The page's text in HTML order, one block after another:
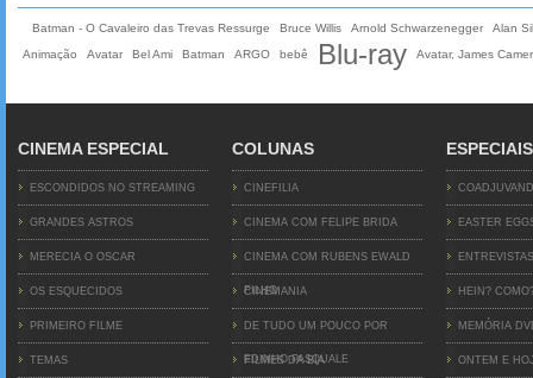
Batman - O Cavaleiro das Trevas Ressurge Bruce Willis Arnold Schwarzenegger
Alan
Animação
Avatar Bel Ami Batman ARGO bebê Blu-ray Avatar, James
CINEMA ESPECIAL
ESCONDIDOS NO STREAMING
GRANDES ASTROS
MERECIA O OSCAR
OS ESQUECIDOS
PRIMEIRO FILME
TEMAS
COLUNAS
CINEFILIA
CINEMA COM FELIPE BRIDA
CINEMA COM RUBENS EWALD
FILHO
CINEMANIA
DE TUDO UM POUCO POR
EDINHO PASQUALE
FILMES DA BIA
ESPECIAIS
EASTER
ENTREVISTAS
HEIN?
MEMÓRIA
ONTEM E